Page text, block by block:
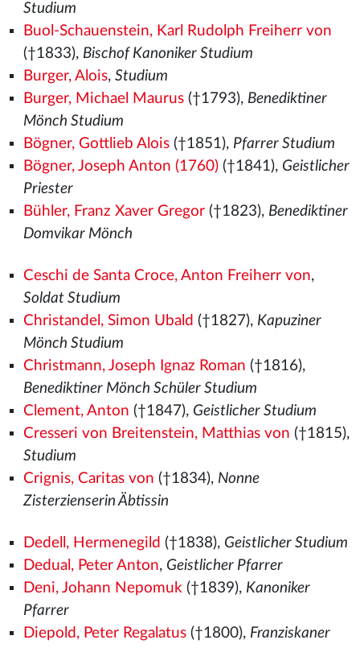
Studium
Buol-Schauenstein, Karl Rudolph Freiherr von
(†1833), Bischof Kanoniker Studium
Burger, Alois, Studium
Burger, Michael Maurus(†1793), Benediktiner
Mönch Studium
Bögner, Gottlieb Alois(†1851), Pfarrer Studium
Bögner, Joseph Anton (1760)(†1841), Geistlicher
Priester
Bühler, Franz Xaver Gregor(†1823), Benediktiner
Domvikar Mönch
Ceschi de Santa Croce, Anton Freiherr von,
Soldat Studium
Christandel, Simon Ubald (†1827), Kapuziner
Mönch Studium
Christmann, Joseph Ignaz Roman (†1816),
Benediktiner Mönch Schüler Studium
Clement, Anton (†1847), Geistlicher Studium
Cresseri von Breitenstein, Matthias von (†1815),
Studium
Crignis, Caritas von (†1834), Nonne
Zisterzienserin Äbtissin
Dedell, Hermenegild (†1838), Geistlicher Studium
Dedual, Peter Anton, Geistlicher Pfarrer
Deni, Johann Nepomuk(†1839), Kanoniker
Pfarrer
Diepold, Peter Regalatus(†1800), Franziskaner